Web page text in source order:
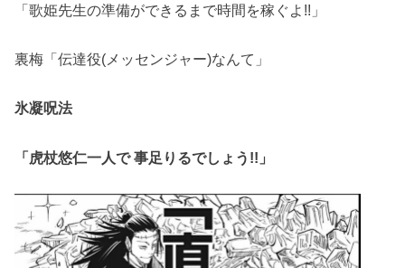
「歌姫先生の準備ができるまで時間を稼ぐよ!!」
裏梅「伝達役(メッセンジャー)なんて」
氷凝呪法
「虎杖悠仁一人で 事足りるでしょう!!」